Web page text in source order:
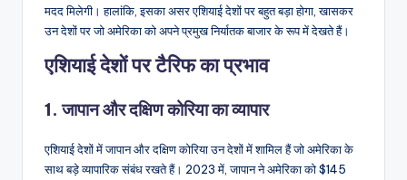
मदद मिलेगी। हालांकि, इसका असर एशियाई देशों पर बहुत बड़ा होगा, खासकर
उन देशों पर जो अमेरिका को अपने प्रमुख निर्यातक बाजार के रूप में देखते हैं।
एशियाई देशों पर टैरिफ का प्रभाव
1. जापान और दक्षिण कोरिया का व्यापार
एशियाई देशों में जापान और दक्षिण कोरिया उन देशों में शामिल हैं जो अमेरिका के
साथ बड़े व्यापारिक संबंध रखते हैं। 2023 में, जापान ने अमेरिका को $145